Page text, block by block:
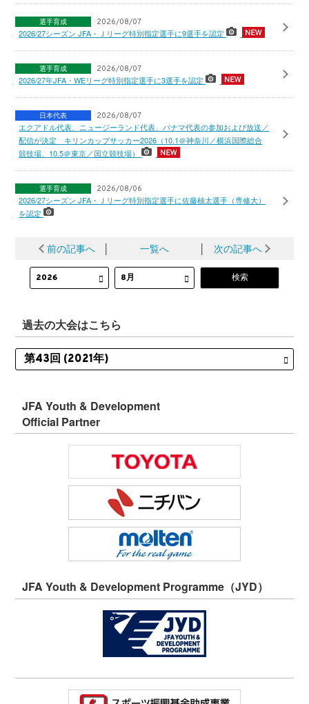
選手育成 2026/08/07
2026/27シーズン JFA・Ｊリーグ特別指定選手に9選手を認定
選手育成 2026/08/07
2026/27年JFA・WEリーグ特別指定選手に3選手を認定
日本代表 2026/08/07
エクアドル代表、ニュージーランド代表、パナマ代表の参加および放送／
配信が決定 キリンカップサッカー2026（10.1＠神奈川／横浜国際総合
競技場、10.5＠東京／国立競技場）
選手育成 2026/08/06
2026/27シーズン JFA・Ｊリーグ特別指定選手に佐藤柚太選手（専修大）
を認定
前の記事へ │ 一覧へ │ 次の記事へ
過去の大会はこちら
JFA Youth & Development
Official Partner
JFA Youth & Development Programme（JYD）